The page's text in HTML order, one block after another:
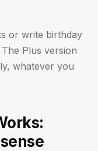
or write birthday
Plus version
whatever you